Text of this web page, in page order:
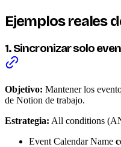
Ejemplos reales
1. Sincronizar solo
Objetivo: Mantener los
de Notion de trabajo.
Estrategia: All conditions
Event Calendar Name